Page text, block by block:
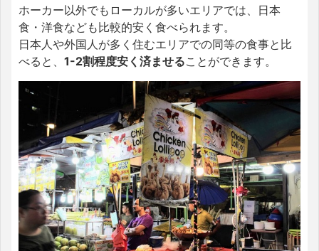
ホーカー以外でもローカルが多いエリアでは、日本
食・洋食なども比較的安く食べられます。
日本人や外国人が多く住むエリアでの同等の食事と比
べると、 1-2割程度安く済ませることができます。